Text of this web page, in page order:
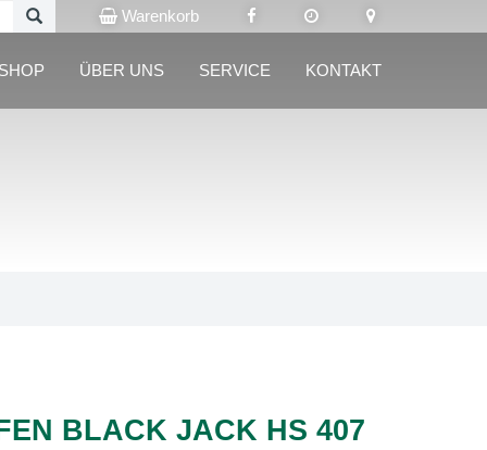
Warenkorb
ÜBER UNS SERVICE KONTAKT
BLACK JACK HS 407